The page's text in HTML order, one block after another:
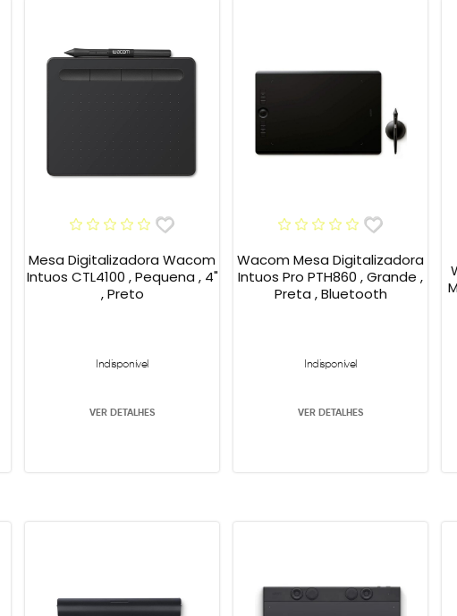
Mesa Digitalizadora Wacom
Intuos CTL4100 , Pequena , 4"
, Preto
Indisponível
VER DETALHES
Wacom Mesa Digitalizadora
Intuos Pro PTH860 , Grande ,
Preta , Bluetooth
Indisponível
VER DETALHES